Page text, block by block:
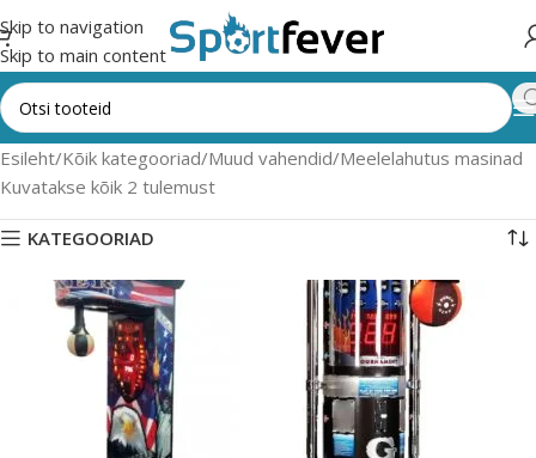
Skip to navigation
Skip to main content
Esileht Kõik kategooriad Muud vahendid Meelelahutus masinad
Kuvatakse kõik 2 tulemust
KATEGOORIAD